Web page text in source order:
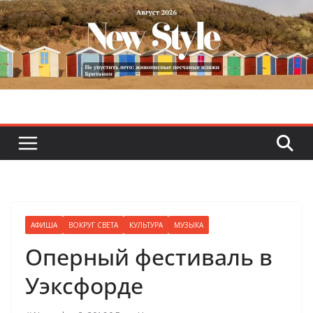
Skip
to
content
АФИША ВОКРУГ СВЕТА КУЛЬТУРА МУЗЫКА
Оперный фестиваль в
Уэксфорде